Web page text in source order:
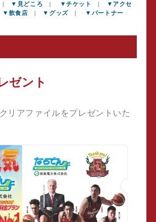
| ▼見どころ ▼チケット
▼アクセ
▼飲食店 ▼グッズ ▼パートナー
ゼント
リアファイルをプレゼントいた